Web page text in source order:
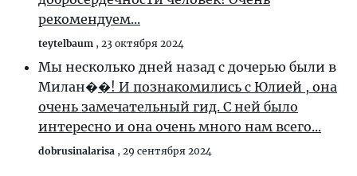
рекомендуем...
teytelbaum , 23 октября 2024
Мы несколько дней назад с дочерью были в
Милан��! И познакомились с Юлией , она
очень замечательный гид. С ней было
интересно и она очень много нам всего...
dobrusinalarisa , 29 сентября 2024